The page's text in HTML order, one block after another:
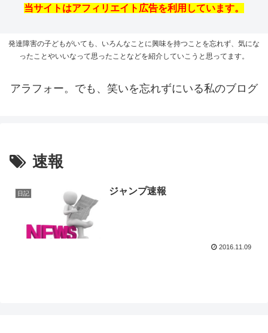
当サイトはアフィリエイト広告を利用しています。
発達障害の子どもがいても、いろんなことに興味を持つことを忘れず、気にな
ったことやいいなって思ったことなどを紹介していこうと思ってます。
アラフォー。でも、笑いを忘れずにいる私のブログ
速報
日記 ジャンプ速報
2016.11.09